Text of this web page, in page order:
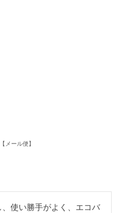
メール便】
使い勝手がよく、エコバ